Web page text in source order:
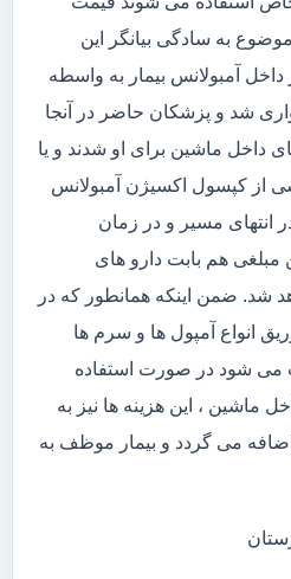
موضوع به سادگی بیانگر این
آمبولانس بیمار به واسطه
شد و پزشکان حاضر در آنجا
داخل ماشین برای او شدند و یا
از کپسول اکسیژن آمبولانس
انتهای مسیر و در زمان
مبلغی هم بابت دارو های
شد. ضمن اینکه همانطور که در
انواع آمپول ها و سرم ها
می شود در صورت استفاده
ماشین ، این هزینه ها نیز به
می گردد و بیمار موظف به